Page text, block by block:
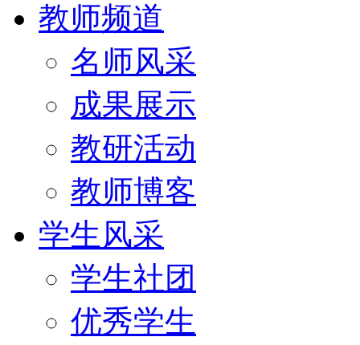
教师频道
名师风采
成果展示
教研活动
教师博客
学生风采
学生社团
优秀学生